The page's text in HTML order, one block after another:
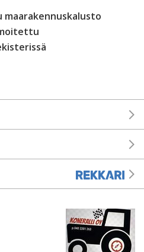
maarakennuskalusto